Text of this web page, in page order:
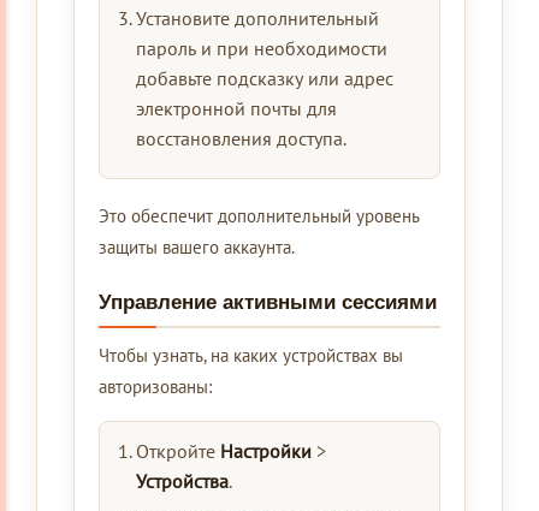
Установите дополнительный
пароль и при необходимости
добавьте подсказку или адрес
электронной почты для
восстановления доступа.
Это обеспечит дополнительный уровень
защиты вашего аккаунта.
Управление активными сессиями
Чтобы узнать, на каких устройствах вы
авторизованы:
Откройте Настройки >
Устройства.